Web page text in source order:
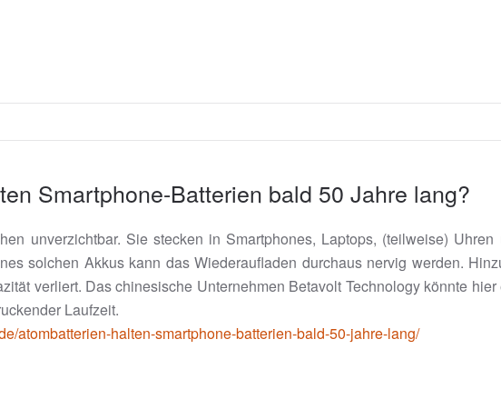
Smartphone-Batterien bald 50 Jahre lang?
unverzichtbar. Sie stecken in Smartphones, Laptops, (teilweise)
solchen Akkus kann das Wiederaufladen durchaus nervig werden.
verliert. Das chinesische Unternehmen Betavolt Technology könnte
Laufzeit.
atombatterien-halten-smartphone-batterien-bald-50-jahre-lang/